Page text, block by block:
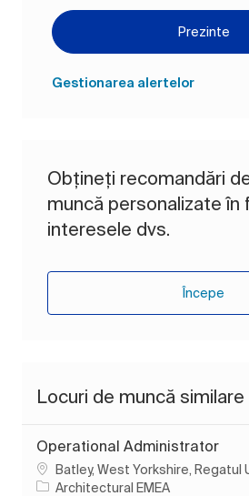
Prezinte
Gestionarea alertelor
Obțineți recomandări
muncă personalizate în
interesele dvs.
Începe
Locuri de muncă similare
Operational Administrator
LocBatley, West Yorkshire, Regatul
Architectural EMEA